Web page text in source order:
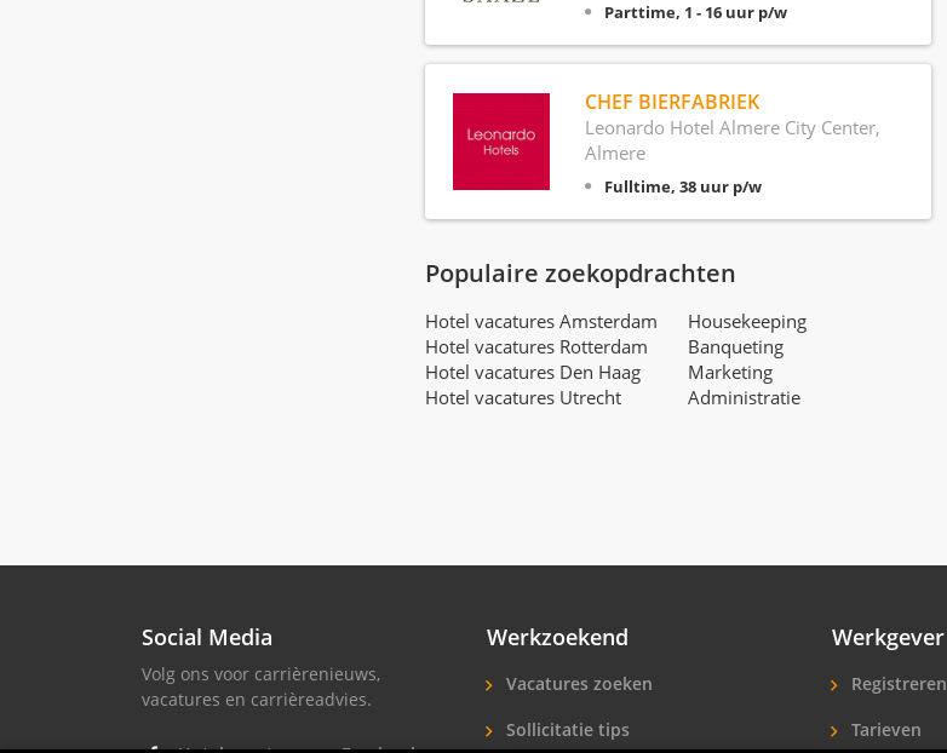
Parttime, 1 - 16 uur p/w
CHEF BIERFABRIEK
Leonardo Hotel Almere City Center,
Almere
Fulltime, 38 uur p/w
Populaire zoekopdrachten
Hotel vacatures Amsterdam
Hotel vacatures Rotterdam
Hotel vacatures Den Haag
Hotel vacatures Utrecht
Housekeeping
Banqueting
Marketing
Administratie
Social Media
Volg ons voor carrièrenieuws,
vacatures en carrièreadvies.
Werkzoekend
Vacatures zoeken
Sollicitatie tips
Werkgever
Registreren
Tarieven